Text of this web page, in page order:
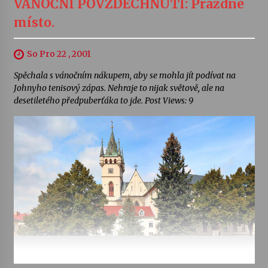
VÁNOČNÍ POVZDECHNUTÍ: Prázdné
místo.
So Pro 22 , 2001
Spěchala s vánočním nákupem, aby se mohla jít podívat na
Johnyho tenisový zápas. Nehraje to nijak světově, ale na
desetiletého předpuberťáka to jde. Post Views: 9